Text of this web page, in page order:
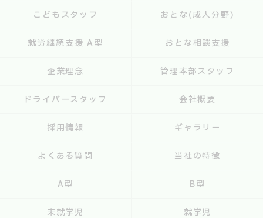
こどもスタッフ おとな(成人分野)
就労継続支援 A型 おとな相談支援
企業理念 管理本部スタッフ
ドライバースタッフ 会社概要
採用情報 ギャラリー
よくある質問 当社の特徴
A型 B型
未就学児 就学児